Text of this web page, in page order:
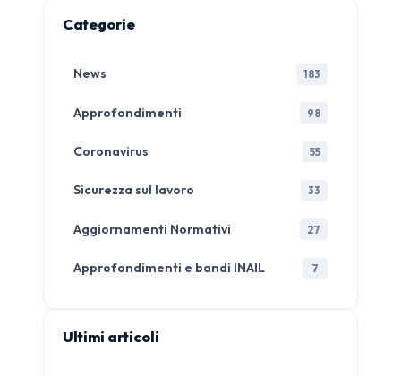
Categorie
News 183
Approfondimenti 98
Coronavirus 55
Sicurezza sul lavoro 33
Aggiornamenti Normativi 27
Approfondimenti e bandi INAIL 7
Ultimi articoli